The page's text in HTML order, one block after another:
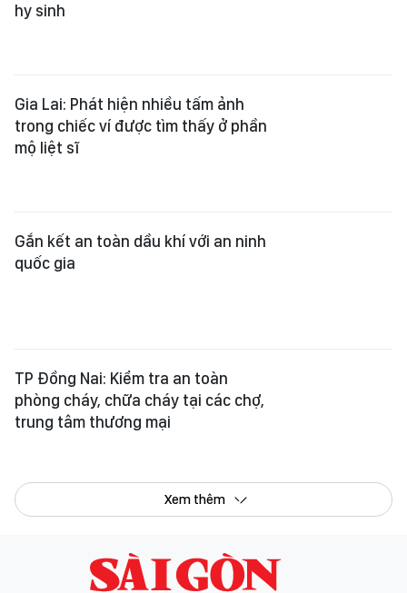
hy sinh
Gia Lai: Phát hiện nhiều tấm ảnh
trong chiếc ví được tìm thấy ở phần
mộ liệt sĩ
Gắn kết an toàn dầu khí với an ninh
quốc gia
TP Đồng Nai: Kiểm tra an toàn
phòng cháy, chữa cháy tại các chợ,
trung tâm thương mại
Xem thêm